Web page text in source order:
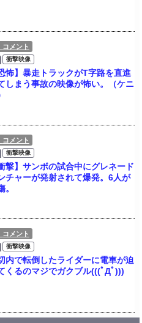
コメント
衝撃映像
怖】暴走トラックがT字路を直進
しまう事故の映像が怖い。（ケニ
コメント
衝撃映像
撃】サンボの試合中にグレネード
チャーが発射されて爆発。6人が
。
コメント
衝撃映像
内で転倒したライダーに電車が迫
くるのマジでガクブル(((ﾟДﾟ)))